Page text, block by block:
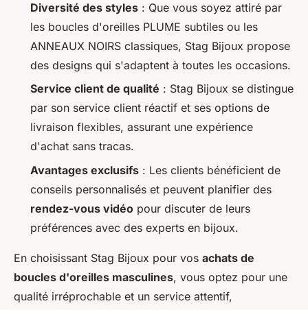
Diversité des styles : Que vous soyez attiré par
les boucles d'oreilles PLUME subtiles ou les
ANNEAUX NOIRS classiques, Stag Bijoux propose
des designs qui s'adaptent à toutes les occasions.
Service client de qualité : Stag Bijoux se distingue
par son service client réactif et ses options de
livraison flexibles, assurant une expérience
d'achat sans tracas.
Avantages exclusifs : Les clients bénéficient de
conseils personnalisés et peuvent planifier des
rendez-vous vidéo pour discuter de leurs
préférences avec des experts en bijoux.
En choisissant Stag Bijoux pour vos achats de
boucles d'oreilles masculines, vous optez pour une
qualité irréprochable et un service attentif,